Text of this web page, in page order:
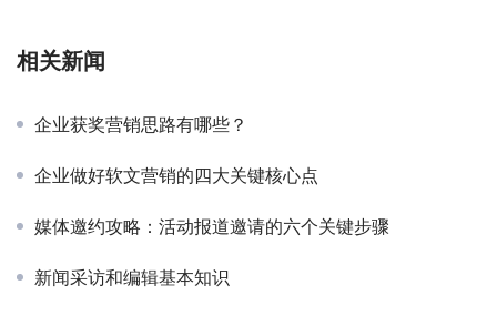
相关新闻
企业获奖营销思路有哪些？
企业做好软文营销的四大关键核心点
媒体邀约攻略：活动报道邀请的六个关键步骤
新闻采访和编辑基本知识